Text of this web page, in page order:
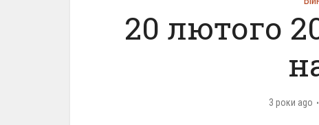
20 лютого
3 роки ago